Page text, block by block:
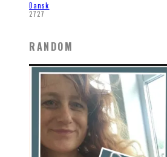
Dansk
2727
RANDOM